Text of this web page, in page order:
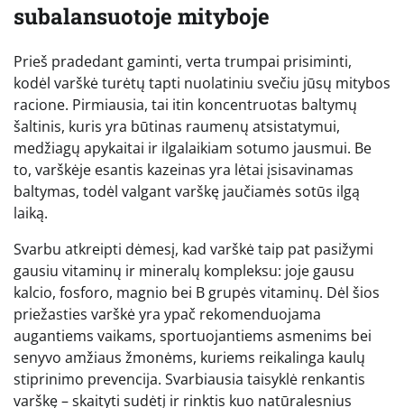
subalansuotoje mityboje
Prieš pradedant gaminti, verta trumpai prisiminti,
kodėl varškė turėtų tapti nuolatiniu svečiu jūsų mitybos
racione. Pirmiausia, tai itin koncentruotas baltymų
šaltinis, kuris yra būtinas raumenų atsistatymui,
medžiagų apykaitai ir ilgalaikiam sotumo jausmui. Be
to, varškėje esantis kazeinas yra lėtai įsisavinamas
baltymas, todėl valgant varškę jaučiamės sotūs ilgą
laiką.
Svarbu atkreipti dėmesį, kad varškė taip pat pasižymi
gausiu vitaminų ir mineralų kompleksu: joje gausu
kalcio, fosforo, magnio bei B grupės vitaminų. Dėl šios
priežasties varškė yra ypač rekomenduojama
augantiems vaikams, sportuojantiems asmenims bei
senyvo amžiaus žmonėms, kuriems reikalinga kaulų
stiprinimo prevencija. Svarbiausia taisyklė renkantis
varškę – skaityti sudėtį ir rinktis kuo natūralesnius